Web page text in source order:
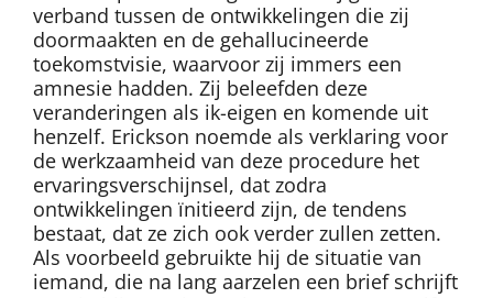
verband tussen de ontwikkelingen die zij
doormaakten en de gehallucineerde
toekomstvisie, waarvoor zij immers een
amnesie hadden. Zij beleefden deze
veranderingen als ik-eigen en komende uit
henzelf. Erickson noemde als verklaring voor
de werkzaamheid van deze procedure het
ervaringsverschijnsel, dat zodra
ontwikkelingen ïnitieerd zijn, de tendens
bestaat, dat ze zich ook verder zullen zetten.
Als voorbeeld gebruikte hij de situatie van
iemand, die na lang aarzelen een brief schrijft